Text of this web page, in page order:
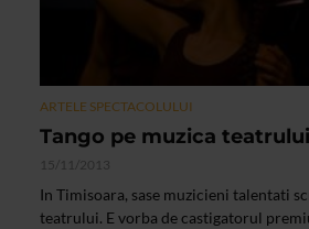
ARTELE SPECTACOLULUI
Tango pe muzica teatrului
15/11/2013
In Timisoara, sase muzicieni talentati
teatrului. E vorba de castigatorul